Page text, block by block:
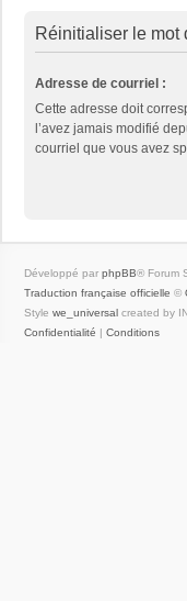
Réinitialiser le mot
Adresse de courriel :
Cette adresse doit
l’avez jamais modifié
courriel que vous avez
Développé par phpBB® Forum
Traduction française officielle ©
Style we_universal created by
Confidentialité | Conditions